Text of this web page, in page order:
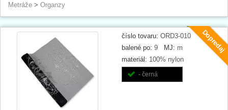
Metráže > Organzy
Dopredaj
číslo tovaru: ORD3-010
balené po: 9 MJ: m
materiál: 100% nylon
- černá